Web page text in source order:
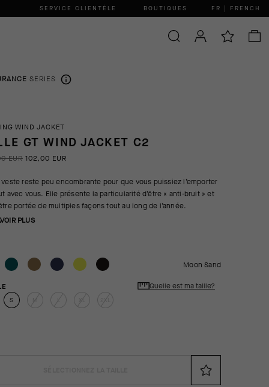
SERVICE CLIENTÈLE BOUTIQUES FR | FRENCH
SERIES
WIND JACKET
GT WIND JACKET C2
EUR 102,00 EUR
reste peu encombrante pour que vous puissiez l’emporter
avec vous. Elle présente la particularité d’être « anti-bruit » et
portée de multiples façons tout au long de l’année.
PLUS
Moon Sand
S
Quelle est ma taille?